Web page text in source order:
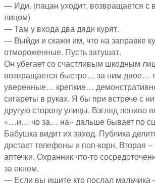
— Иди. (пацан уходит, возвращается
лицом)
— Там у входа два дяди курят.
— Выйди и скажи им, что на заправке
отмороженные. Пусть затушат.
Он убегает со счастливым шкодным
возвращается быстро… за ним
уверенные… крепкие…
сигареты в руках. Я бы при встрече с
другую сторону улицы. Взгляд лениво
«…и… чо за… на» дальше бывает по
Бабушка видит их заход. Публика
достает телефоны и поп-корн. Вторая –
аптечки. Охранник что-то
за окном.
— Если вы ищите кто послал мальчика